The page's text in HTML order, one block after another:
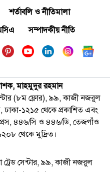
শর্তাবলি ও নীতিমালা
সম্পাদকীয় নীতি
মাহমুদুর রহমান
(৮ম ফ্লোর), ৯৯, কাজী নজরুল
ঢাকা-১২১৫ থেকে প্রকাশিত এবং
৪৪৬/সি ও ৪৪৬/ডি, তেজগাঁও
থেকে মুদ্রিত।
ট্রেড সেন্টার, ৯৯, কাজী নজরুল